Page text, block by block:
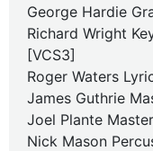
George Hardie
Richard Wright
[VCS3]
Roger Waters
James Guthrie
Joel Plante
Nick Mason